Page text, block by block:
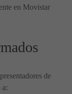
en Movistar
de
a: